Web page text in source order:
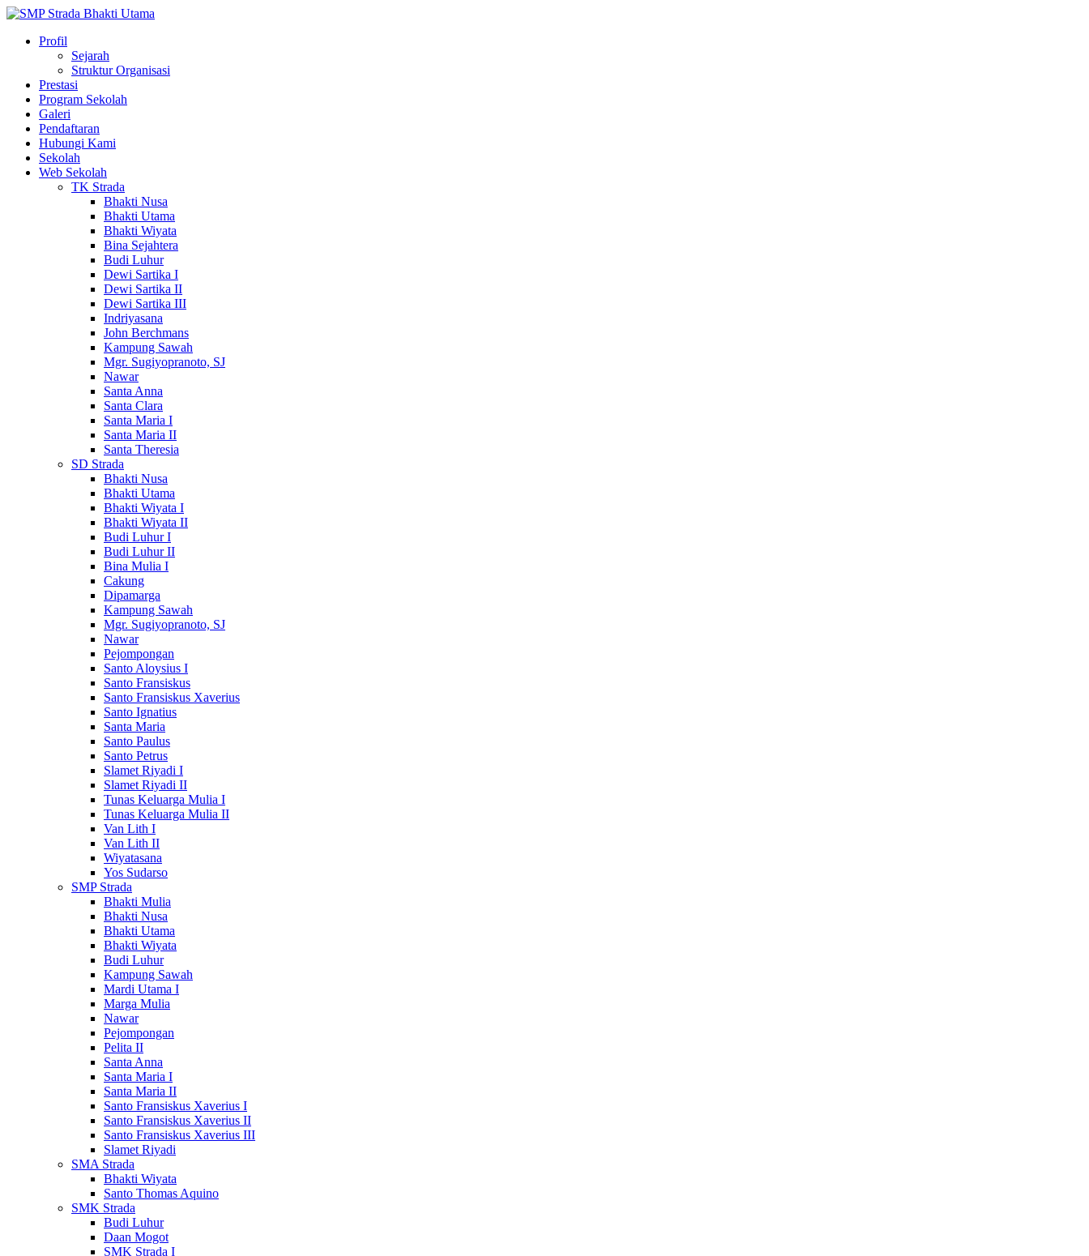
Profil
Sejarah
Struktur Organisasi
Prestasi
Program Sekolah
Galeri
Pendaftaran
Hubungi Kami
Sekolah
Web Sekolah
TK Strada
Bhakti Nusa
Bhakti Utama
Bhakti Wiyata
Bina Sejahtera
Budi Luhur
Dewi Sartika I
Dewi Sartika II
Dewi Sartika III
Indriyasana
John Berchmans
Kampung Sawah
Mgr. Sugiyopranoto, SJ
Nawar
Santa Anna
Santa Clara
Santa Maria I
Santa Maria II
Santa Theresia
SD Strada
Bhakti Nusa
Bhakti Utama
Bhakti Wiyata I
Bhakti Wiyata II
Budi Luhur I
Budi Luhur II
Bina Mulia I
Cakung
Dipamarga
Kampung Sawah
Mgr. Sugiyopranoto, SJ
Nawar
Pejompongan
Santo Aloysius I
Santo Fransiskus
Santo Fransiskus Xaverius
Santo Ignatius
Santa Maria
Santo Paulus
Santo Petrus
Slamet Riyadi I
Slamet Riyadi II
Tunas Keluarga Mulia I
Tunas Keluarga Mulia II
Van Lith I
Van Lith II
Wiyatasana
Yos Sudarso
SMP Strada
Bhakti Mulia
Bhakti Nusa
Bhakti Utama
Bhakti Wiyata
Budi Luhur
Kampung Sawah
Mardi Utama I
Marga Mulia
Nawar
Pejompongan
Pelita II
Santa Anna
Santa Maria I
Santa Maria II
Santo Fransiskus Xaverius I
Santo Fransiskus Xaverius II
Santo Fransiskus Xaverius III
Slamet Riyadi
SMA Strada
Bhakti Wiyata
Santo Thomas Aquino
SMK Strada
Budi Luhur
Daan Mogot
SMK Strada I